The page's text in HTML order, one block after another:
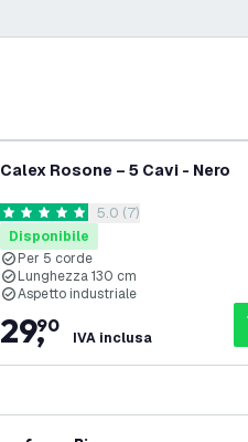
lista desideri
Calex Rosone – 5 Cavi - Nero
apri il cassetto delle
5 stelle di valutazione
5.0 (7)
Disponibile
Per 5 corde
Lunghezza 130 cm
Aspetto industriale
29,
90
IVA inclusa